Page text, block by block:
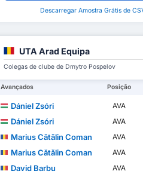
Descarregar Amostra Grátis de
UTA Arad Equipa
Colegas de clube de Dmytro Pospelov
Avançados Posição
Dániel Zsóri AVA
Dániel Zsóri
AVA
Marius Cătălin Coman
AVA
Marius Cătălin Coman
AVA
David Barbu
AVA